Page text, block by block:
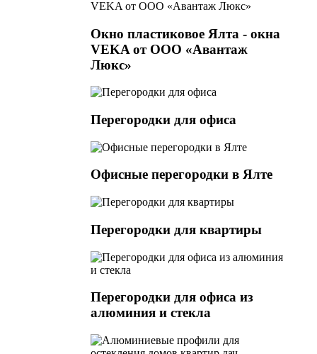
Окно пластиковое Ялта - окна
VEKA от ООО «Авантаж
Люкс»
Перегородки для офиса
Офисные перегородки в Ялте
Перегородки для квартиры
Перегородки для офиса из
алюминия и стекла